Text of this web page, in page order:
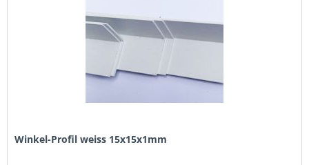
Winkel-Profil weiss 15x15x1mm